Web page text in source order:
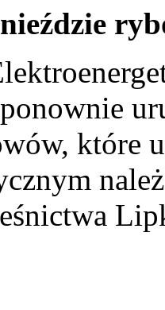
które